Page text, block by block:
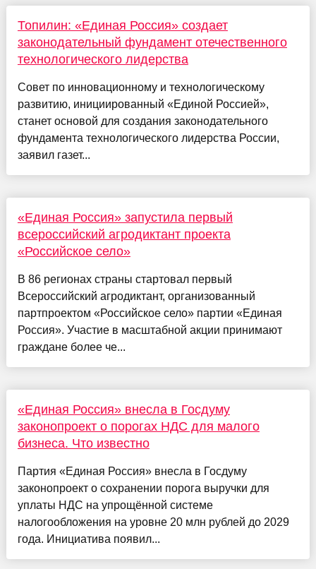
Топилин: «Единая Россия» создает
законодательный фундамент отечественного
технологического лидерства
Совет по инновационному и технологическому
развитию, инициированный «Единой Россией»,
станет основой для создания законодательного
фундамента технологического лидерства России,
заявил газет...
«Единая Россия» запустила первый
всероссийский агродиктант проекта
«Российское село»
В 86 регионах страны стартовал первый
Всероссийский агродиктант, организованный
партпроектом «Российское село» партии «Единая
Россия». Участие в масштабной акции принимают
граждане более че...
«Единая Россия» внесла в Госдуму
законопроект о порогах НДС для малого
бизнеса. Что известно
Партия «Единая Россия» внесла в Госдуму
законопроект о сохранении порога выручки для
уплаты НДС на упрощённой системе
налогообложения на уровне 20 млн рублей до 2029
года. Инициатива появил...